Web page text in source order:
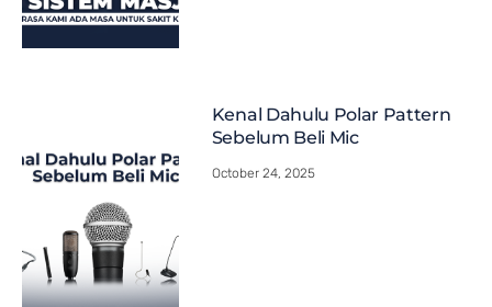
Kenal Dahulu Polar Pattern
Sebelum Beli Mic
October 24, 2025